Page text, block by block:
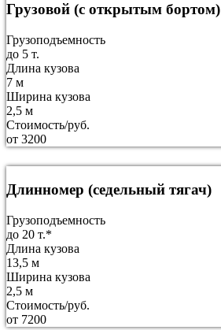
Грузовой (с открытым бортом)
Грузоподъемность
до 5 т.
Длина кузова
7 м
Ширина кузова
2,5 м
Стоимость/руб.
от 3200
Длинномер (седельный тягач)
Грузоподъемность
до 20 т.*
Длина кузова
13,5 м
Ширина кузова
2,5 м
Стоимость/руб.
от 7200